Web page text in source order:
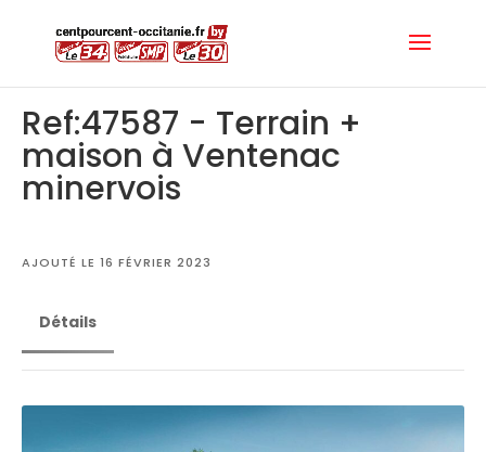
Ref:47587 - Terrain +
maison à Ventenac
minervois
AJOUTÉ LE 16 FÉVRIER 2023
Détails